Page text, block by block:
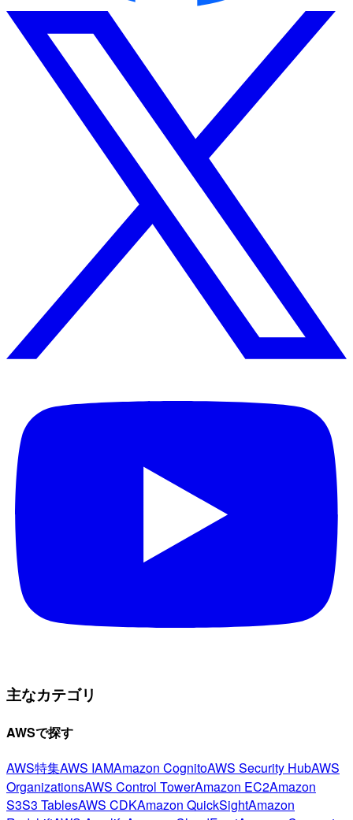
主なカテゴリ
AWSで探す
AWS特集AWS IAMAmazon CognitoAWS Security HubAWS
OrganizationsAWS Control TowerAmazon EC2Amazon
S3S3 TablesAWS CDKAmazon QuickSightAmazon